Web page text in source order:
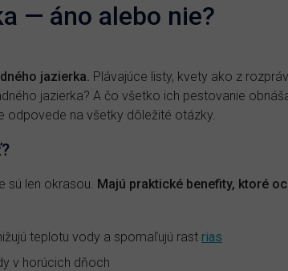
— áno alebo nie?
jazierka. Plávajúce listy, kvety ako z
jazierka? A čo všetko ich pestovanie
odpovede na všetky dôležité otázky.
sú len okrasou. Majú praktické benefity, ktoré
teplotu vody a spomaľujú rast rias
v horúcich dňoch